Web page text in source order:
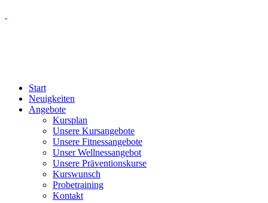
Start
Neuigkeiten
Angebote
Kursplan
Unsere Kursangebote
Unsere Fitnessangebote
Unser Wellnessangebot
Unsere Präventionskurse
Kurswunsch
Probetraining
Kontakt